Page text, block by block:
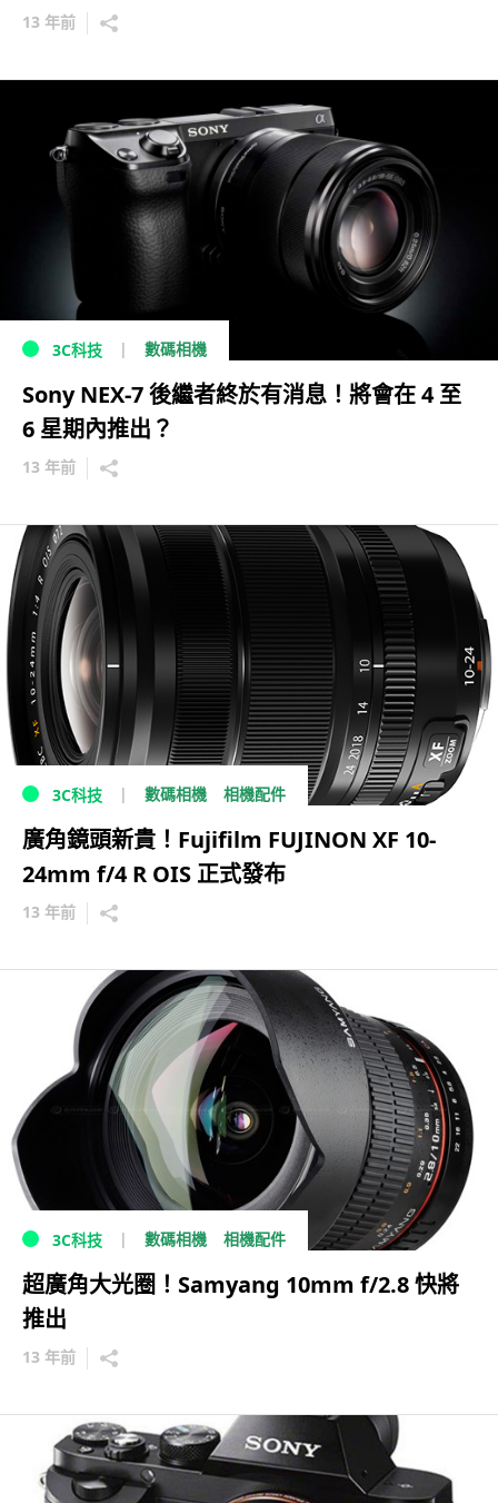
13 年前
3C科技 數碼相機
Sony NEX-7 後繼者終於有消息！將會在 4 至
6 星期內推出？
13 年前
3C科技 數碼相機 相機配件
廣角鏡頭新貴！Fujifilm FUJINON XF 10-
24mm f/4 R OIS 正式發布
13 年前
3C科技 數碼相機 相機配件
超廣角大光圈！Samyang 10mm f/2.8 快將
推出
13 年前